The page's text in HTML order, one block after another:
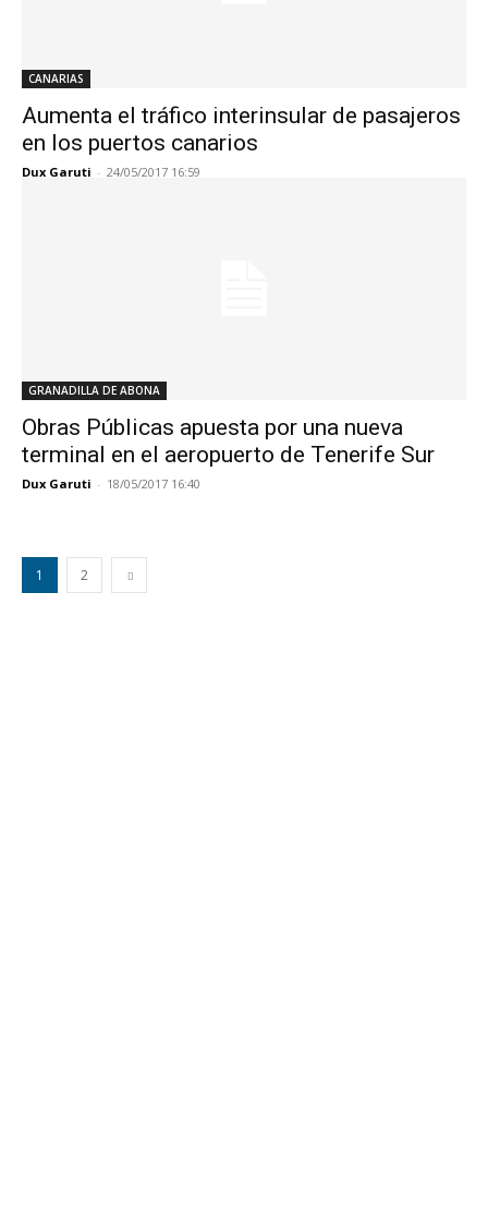
CANARIAS
Aumenta el tráfico interinsular de pasajeros
en los puertos canarios
Dux Garuti - 24/05/2017 16:59
GRANADILLA DE ABONA
Obras Públicas apuesta por una nueva
terminal en el aeropuerto de Tenerife Sur
Dux Garuti - 18/05/2017 16:40
1 2